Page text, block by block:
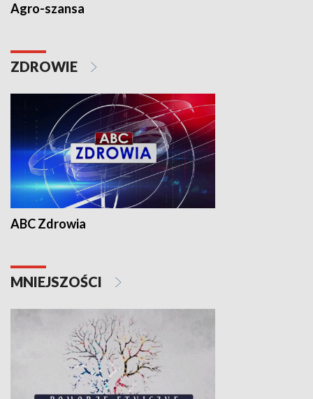
Agro-szansa
ZDROWIE
ABC Zdrowia
MNIEJSZOŚCI